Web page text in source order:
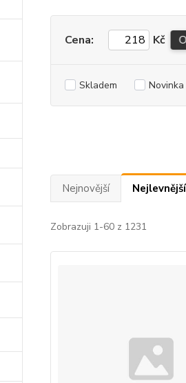
Cena: Kč
Skladem Novinka
Nejnovější Nejlevnější
Zobrazuji 1-60 z 1231